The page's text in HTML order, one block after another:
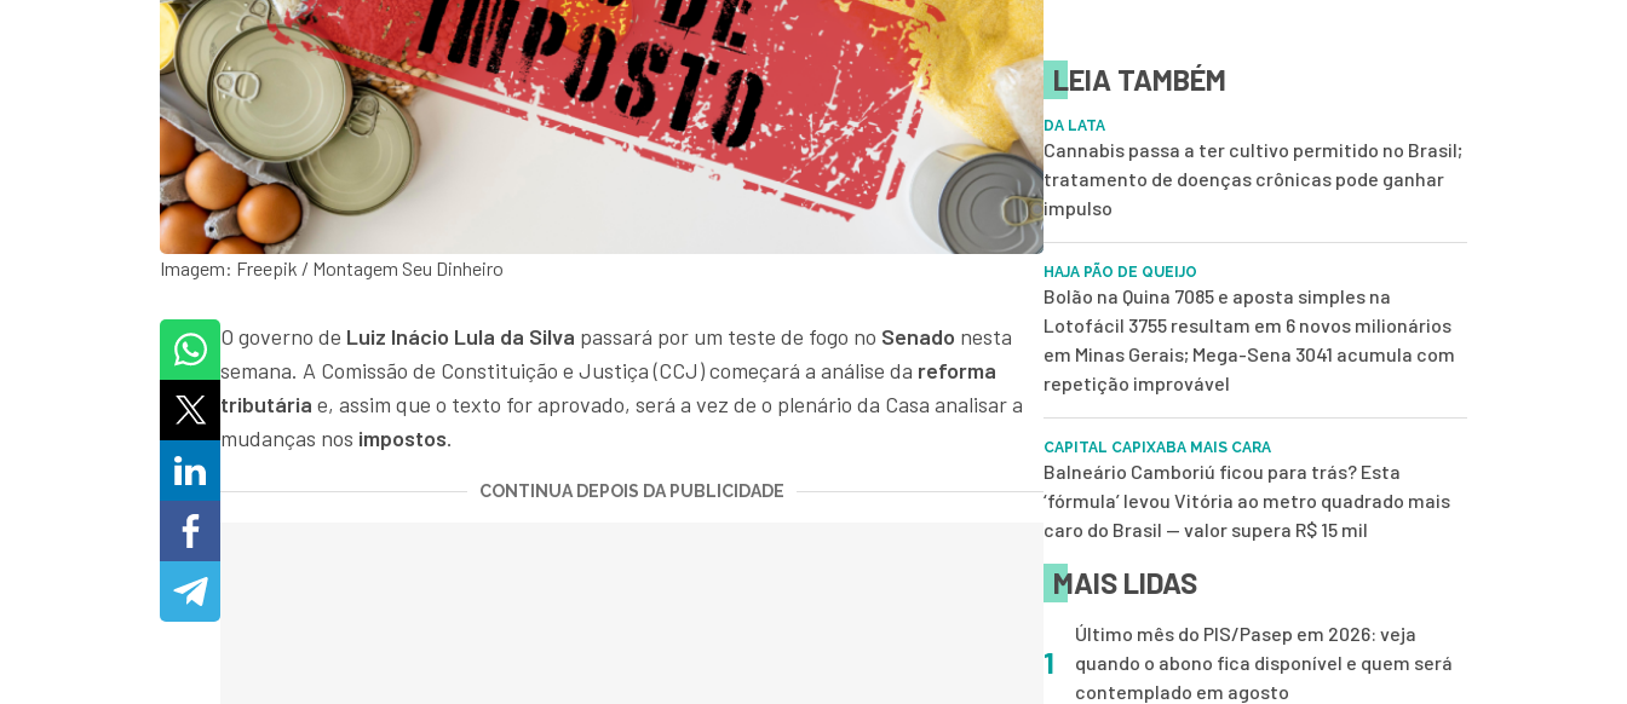
Imagem: Freepik / Montagem Seu Dinheiro
O governo de Luiz Inácio Lula da Silva passará por um teste de fogo no Senado nesta
semana. A Comissão de Constituição e Justiça (CCJ) começará a análise da reforma
tributária e, assim que o texto for aprovado, será a vez de o plenário da Casa analisar a
mudanças nos impostos.
CONTINUA DEPOIS DA PUBLICIDADE
LEIA TAMBÉM
DA LATA
Cannabis passa a ter cultivo permitido no Brasil;
tratamento de doenças crônicas pode ganhar
impulso
HAJA PÃO DE QUEIJO
Bolão na Quina 7085 e aposta simples na
Lotofácil 3755 resultam em 6 novos milionários
em Minas Gerais; Mega-Sena 3041 acumula com
repetição improvável
CAPITAL CAPIXABA MAIS CARA
Balneário Camboriú ficou para trás? Esta
‘fórmula’ levou Vitória ao metro quadrado mais
caro do Brasil — valor supera R$ 15 mil
MAIS LIDAS
1
Último mês do PIS/Pasep em 2026: veja
quando o abono fica disponível e quem será
contemplado em agosto